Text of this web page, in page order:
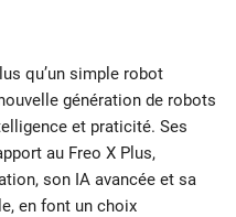
qu’un simple robot
génération de robots
et praticité. Ses
au Freo X Plus,
son IA avancée et sa
en font un choix